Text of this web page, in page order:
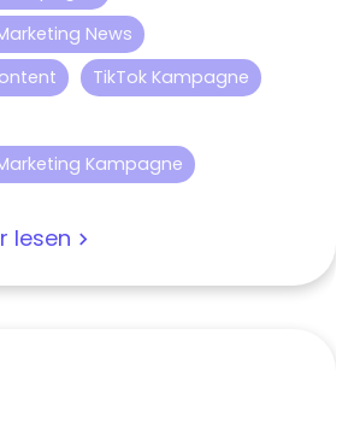
News
TikTok Kampagne
Kampagne
lesen